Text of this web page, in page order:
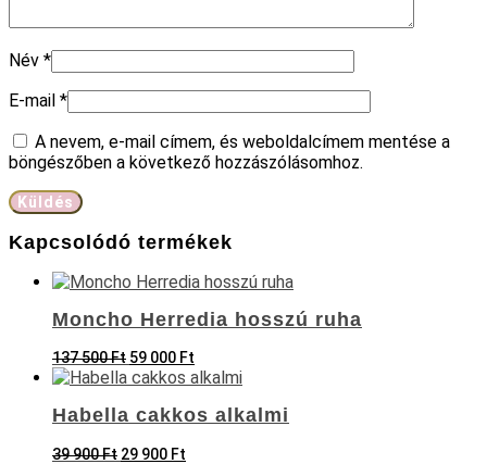
Név *
E-mail *
A nevem, e-mail címem, és weboldalcímem mentése a
böngészőben a következő hozzászólásomhoz.
Kapcsolódó termékek
Moncho Herredia hosszú ruha
137 500Ft Original
price
was:
137
500 Ft.
59 000 Ft
price
is:
59
000 Ft.
Habella cakkos alkalmi
39 900Ft Original
29 900 Ft